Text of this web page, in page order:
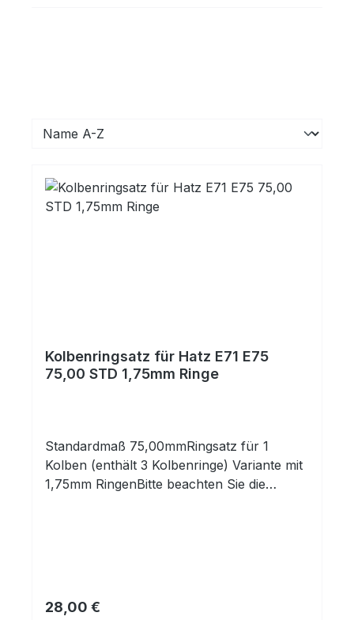
Kolbenringsatz für Hatz E71 E75
75,00 STD 1,75mm Ringe
Standardmaß 75,00mmRingsatz für 1
Kolben (enthält 3 Kolbenringe) Variante mit
1,75mm RingenBitte beachten Sie die
Regulärer Preis:
28,00 €